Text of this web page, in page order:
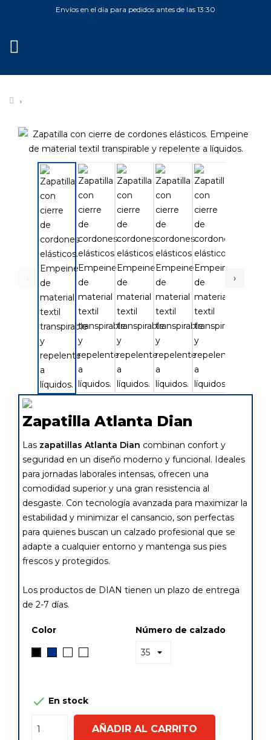
Envíos en el día para pedidos antes de las 13:30
›
Zapatilla Atlanta Dian
Las zapatillas Atlanta Dian combinan confort y
seguridad en un diseño moderno y funcional. Ideales
para jornadas laborales intensas, ofrecen una
comodidad superior y una gran resistencia al
desgaste. Con tecnología avanzada para maximizar la
estabilidad y minimizar el cansancio, son perfectas
para quienes buscan un calzado profesional que se
adapte a cualquier entorno y mantenga sus pies
frescos y protegidos.
Los productos de DIAN tienen un plazo de entrega
de 2-7 días.
Color
NegroMarino
BlancoNegro
Número de calzado
 En stock
AÑADIR AL CARRITO